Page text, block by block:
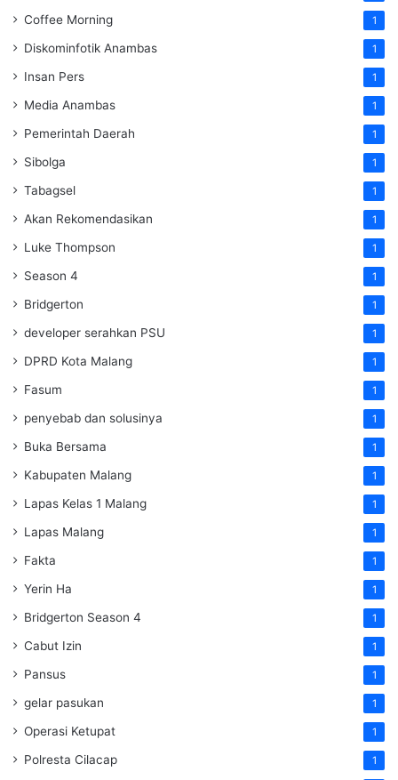
Coffee Morning 1
Diskominfotik Anambas 1
Insan Pers 1
Media Anambas 1
Pemerintah Daerah 1
Sibolga 1
Tabagsel 1
Akan Rekomendasikan 1
Luke Thompson 1
Season 4 1
Bridgerton 1
developer serahkan PSU 1
DPRD Kota Malang 1
Fasum 1
penyebab dan solusinya 1
Buka Bersama 1
Kabupaten Malang 1
Lapas Kelas 1 Malang 1
Lapas Malang 1
Fakta 1
Yerin Ha 1
Bridgerton Season 4 1
Cabut Izin 1
Pansus 1
gelar pasukan 1
Operasi Ketupat 1
Polresta Cilacap 1